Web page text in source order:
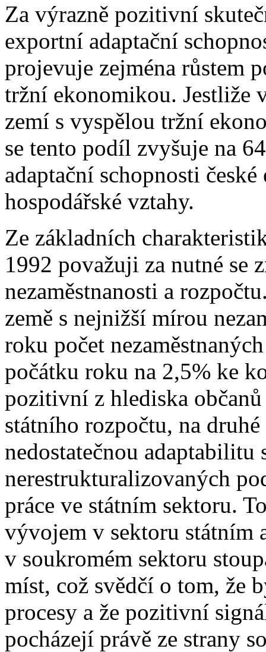
Za výrazně pozitivní
exportní adaptační
projevuje zejména růstem
tržní ekonomikou. Jestliže
zemí s vyspělou tržní
se tento podíl zvyšuje na
adaptační schopnosti
hospodářské vztahy.
Ze základních
1992 považuji za nutné
nezaměstnanosti a
země s nejnižší mírou
roku počet
počátku roku na 2,5% ke
pozitivní z hlediska
státního rozpočtu, na
nedostatečnou
nerestrukturalizovaných
práce ve státním sektoru.
vývojem v sektoru státním
v soukromém sektoru
míst, což svědčí o tom, že
procesy a že pozitivní
pocházejí právě ze strany